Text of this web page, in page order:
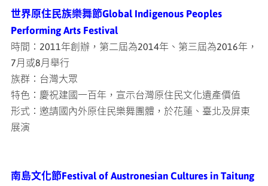
世界原住民族樂舞節Global Indigenous Peoples
Performing Arts Festival
時間：2011年創辦，第二屆為2014年、第三屆為2016年，
7月或8月舉行
族群：台灣大眾
特色：慶祝建國一百年，宣示台灣原住民文化遺產價值
形式：邀請國內外原住民樂舞團體，於花蓮、臺北及屏東
展演
南島文化節Festival of Austronesian Cultures in Taitung